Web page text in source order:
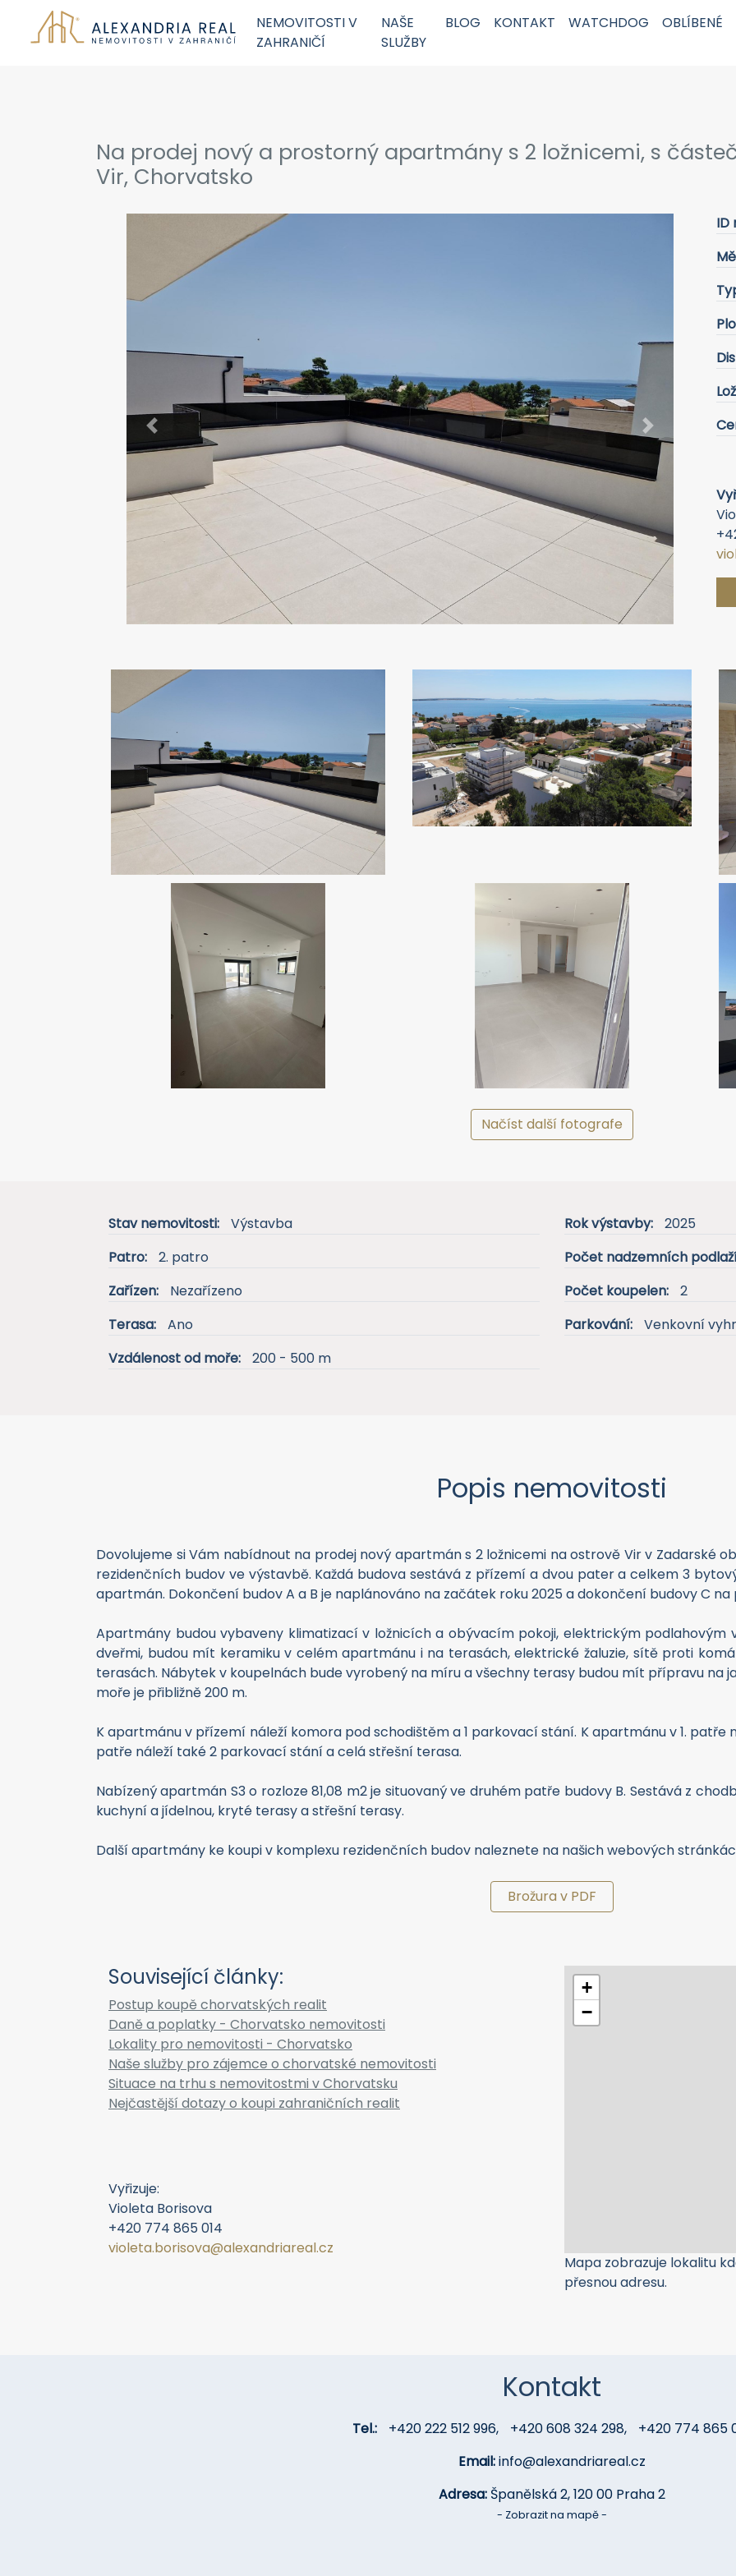
NEMOVITOSTI V
ZAHRANIČÍ
NAŠE
SLUŽBY
BLOG KONTAKT WATCHDOG OBLÍBENÉ
Na prodej nový a prostorný apartmány s 2 ložnicemi, s
Vir, Chorvatsko
Previous Next
ID
Načíst další fotografe
Stav nemovitosti: Výstavba Rok výstavby:
2025
Patro:
2. patro Počet nadzemních
Zařízen:
Nezařízeno Počet koupelen:
2
Terasa:
Ano Parkování:
Venkovní
Vzdálenost od moře:
200 - 500 m
Popis nemovitosti
Dovolujeme si Vám nabídnout na prodej nový apartmán s 2 ložnicemi na ostrově Vir v Zadarské
rezidenčních budov ve výstavbě. Každá budova sestává z přízemí a dvou pater a celkem 3
apartmán. Dokončení budov A a B je naplánováno na začátek roku 2025 a dokončení budovy C na
Apartmány budou vybaveny klimatizací v ložnicích a obývacím pokoji, elektrickým
dveřmi, budou mít keramiku v celém apartmánu i na terasách, elektrické žaluzie, sítě proti
terasách. Nábytek v koupelnách bude vyrobený na míru a všechny terasy budou mít přípravu na
moře je přibližně 200 m.
K apartmánu v přízemí náleží komora pod schodištěm a 1 parkovací stání. K apartmánu v 1. patře
patře náleží také 2 parkovací stání a celá střešní terasa.
Nabízený apartmán S3 o rozloze 81,08 m2 je situovaný ve druhém patře budovy B. Sestává z
kuchyní a jídelnou, kryté terasy a střešní terasy.
Další apartmány ke koupi v komplexu rezidenčních budov naleznete na našich webových
Brožura v PDF
Související články:
Postup koupě chorvatských realit
Daně a poplatky - Chorvatsko nemovitosti
Lokality pro nemovitosti - Chorvatsko
Naše služby pro zájemce o chorvatské nemovitosti
Situace na trhu s nemovitostmi v Chorvatsku
Nejčastější dotazy o koupi zahraničních realit
Vyřizuje:
Violeta Borisova
+420 774 865 014
violeta.borisova@alexandriareal.cz
+
−
Mapa zobrazuje lokalitu
přesnou adresu.
Kontakt
Tel.: +420 222 512 996, +420 608 324 298,
+420 774 865
Email:info@alexandriareal.cz
Adresa: Španělská 2, 120 00 Praha 2
- Zobrazit na mapě -